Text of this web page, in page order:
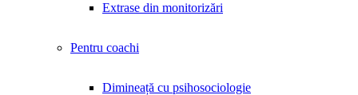
Extrase din monitorizări
Pentru coachi
Dimineață cu psihosociologie